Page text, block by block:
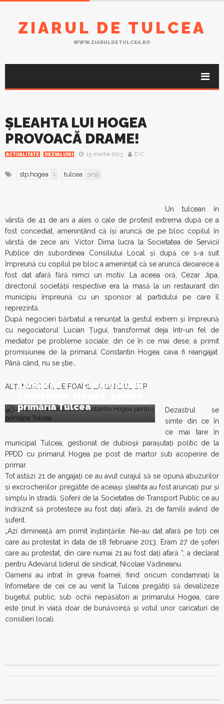
ZIARUL DE TULCEA
WWW.ZIARULDETULCEA.RO
ŞLEAHTA LUI HOGEA
PROVOACĂ DRAME!
ACTUALITATE DEZVALUIRI 15 martie 2013 D.C.
stp.hogea 1 tulcea 5259
Un tulcean în
vârstă de 41 de ani a ales o cale de protest extrema după ce a
fost concediat, ameninţând că îşi aruncă de pe bloc copilul în
vârstă de zece ani. Victor Dima lucra la Societatea de Servicii
Publice din subordinea Consiliului Local şi după ce s-a suit
împreună cu copilul pe bloc a ameninţat că se aruncă deoarece a
fost dat afară fără nimci un motiv. La aceea oră, Cezar Jipa,
directorul societăţii respective era la masă la un restaurant din
municipiu împreună cu un sponsor al partidului pe care îl
reprezintă.
După negocieri bărbatul a renunţat la gestul extrem şi împreună
cu negociatorul Lucian Ţugui, transformat deja într-un fel de
mediator pe probleme sociale, din ce în ce mai dese, a primit
promisiunea de la primarul Constantin Hogea cava fi reangajat.
Până când, nu se ştie…
ALŢI MURITORI DE FOAME LA GARDUL STP
Lansarea candidatului
primăria Tulcea
Dezastrul se
simte din ce în
ce mai tare în
municipal Tulcea, gestionat de dubioşii paraşutaţi politic de la
PPDD cu primarul Hogea pe post de martor sub acoperire de
primar.
Tot astăzi 21 de angajaţi ce au avut curajul să se opună abuzurilor
şi excrocheriilor pregătite de aceiaşi şleahta au fost aruncaţi pur şi
simplu în stradă. Şoferii de la Societatea de Transport Public ce au
îndrăznit să protesteze au fost daţi afară, 21 de familii având de
suferit.
„Azi dimineaţă am primit înştiinţările. Ne-au dat afară pe toţi cei
care au protestat în data de 18 februarie 2013. Eram 27 de şoferi
care au protestat, din care numai 21 au fost daţi afară “, a declarat
pentru Adevărul liderul de sindicat, Nicolae Vădineanu.
Oamenii au intrat în greva foamei, fiind oricum condamnaţi la
înfometare de cei ce au venit la Tulcea pregătiţi să devalizeze
bugetul public, sub ochii nepăsători ai primarului Hogea, care
este ţinut în viaţă doar de bunăvoinţă şi votul unor caricaturi de
consilieri locali.